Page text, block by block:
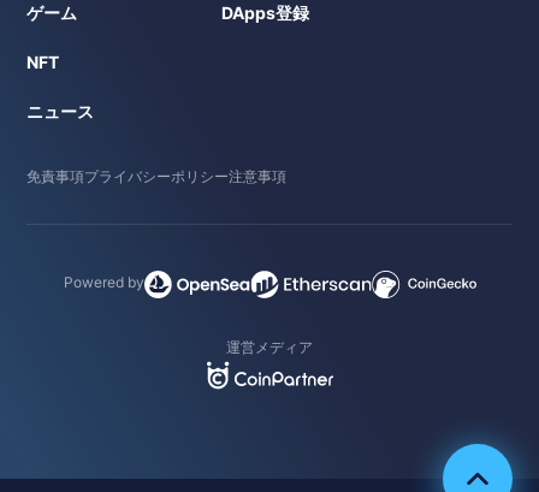
ゲーム
NFT
ニュース
DApps登録
免責事項プライバシーポリシー注意事項
Powered by
運営メディア